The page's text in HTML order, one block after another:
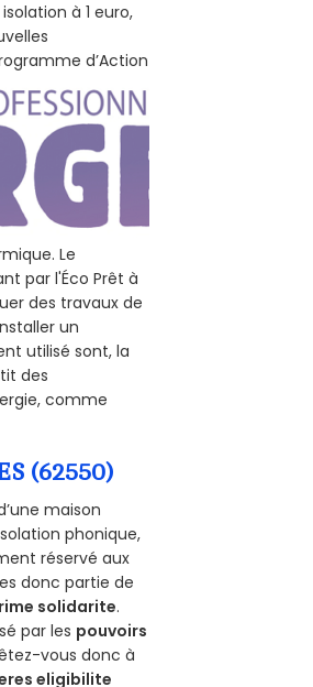
à 1 euro,
d’Action
Le
par l'Éco Prêt à
des travaux de
un
utilisé sont, la
des
comme
(62550)
maison
phonique,
réservé aux
donc partie de
solidarite.
par les pouvoirs
vous donc à
eligibilite